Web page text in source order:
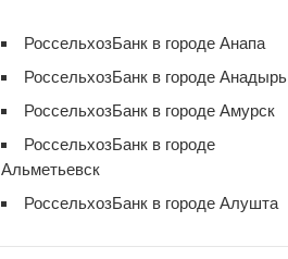
РоссельхозБанк в городе Анапа
РоссельхозБанк в городе Анадырь
РоссельхозБанк в городе Амурск
РоссельхозБанк в городе
Альметьевск
РоссельхозБанк в городе Алушта